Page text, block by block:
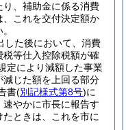
、補助金に係る消費
これを交付決定額か
した後において、消費
等仕入控除税額が確
定により減額した事業
じた額を上回る部分
書(別記様式第8号)に
やかに市長に報告す
ときは、これを市に